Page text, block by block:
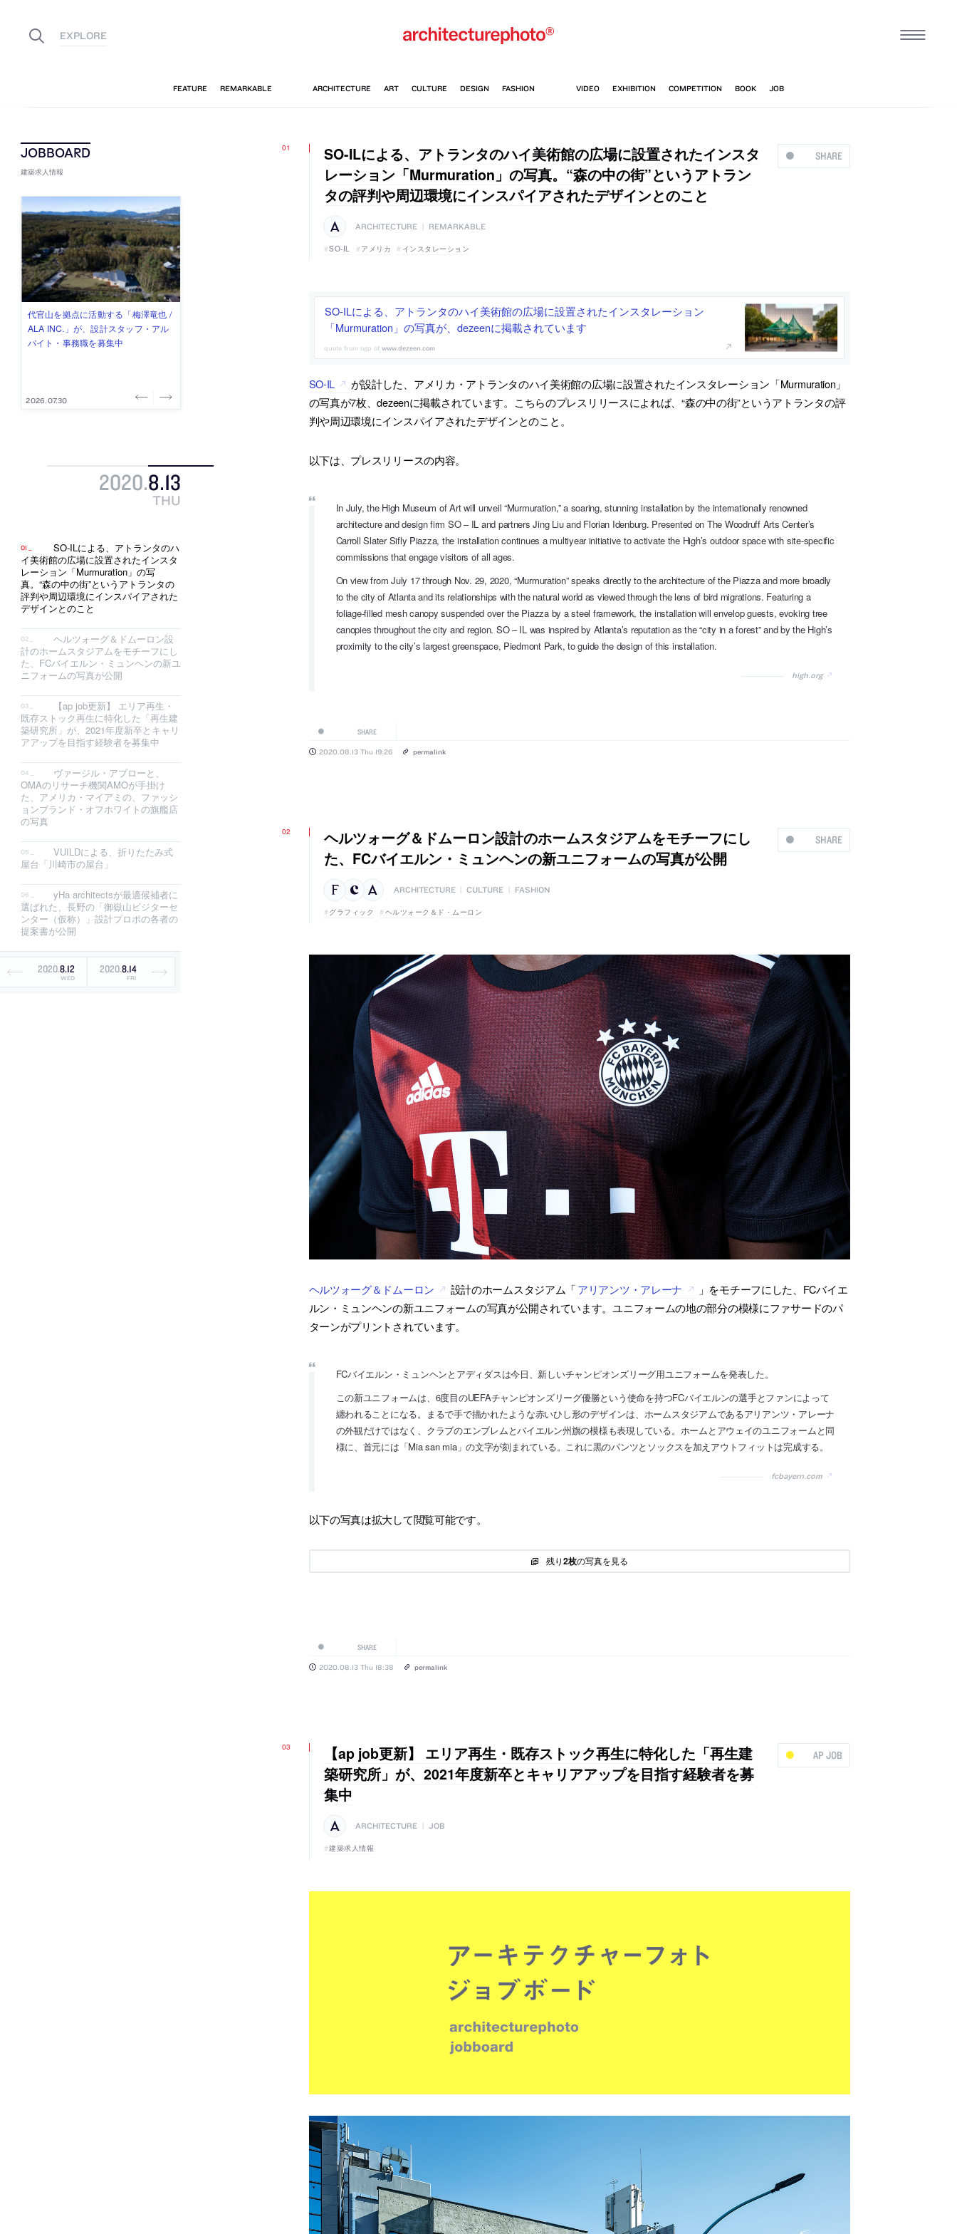
建築求人情報
古民家を軸に全国で“価値循環の仕組
み”を作り、リモートワーク主体の働
き方を実践する「株式会社つぎと」
2026.08.03
リノベる株式会社が、設計パートナ
ー (業務委託) を募集中
2026.08.03
社会への影響力のある建築を手掛
け、スタッフ同士で助け合う環境づ
くりも行う「E.A.S.T.architects」
2026.07.31
代官山を拠点に活動する「梅澤竜也 /
ALA INC.」が、設計スタッフ・アル
バイト・事務職を募集中
2026.07.30
住宅や共同住宅などを手掛け、“合理
的でシンプルなデザイン”を志向する
「PANDA：山本浩三建築設計事務
2026.07.29
2020.8.13
THU
SO-ILによる、アトランタのハ
イ美術館の広場に設置されたインスタ
レーション「Murmuration」の写
真。“森の中の街”というアトランタの
評判や周辺環境にインスパイアされた
デザインとのこと
ヘルツォーグ＆ドムーロン設
計のホームスタジアムをモチーフにし
た、FCバイエルン・ミュンヘンの新ユ
ニフォームの写真が公開
【ap job更新】 エリア再生・
既存ストック再生に特化した「再生建
築研究所」が、2021年度新卒とキャリ
アアップを目指す経験者を募集中
ヴァージル・アブローと、
OMAのリサーチ機関AMOが手掛け
た、アメリカ・マイアミの、ファッシ
ョンブランド・オフホワイトの旗艦店
の写真
VUILDによる、折りたたみ式
屋台「川崎市の屋台」
yHa architectsが最適候補者に
選ばれた、長野の「御嶽山ビジターセ
ンター（仮称）」設計プロポの各者の
提案書が公開
2020.8.12
WED
2020.8.14
FRI
SHARE
SO-ILによる、アトランタのハイ美術館の広場に設置されたインスタ
レーション「Murmuration」の写真。“森の中の街”というアトラン
タの評判や周辺環境にインスパイアされたデザインとのこと
ARCHITECTURE | REMARKABLE
SO-IL アメリカ インスタレーション
SO-ILによる、アトランタのハイ美術館の広場に設置されたインスタレーション
「Murmuration」の写真が、dezeenに掲載されています
www.dezeen.com
SO-IL
が設計した、アメリカ・アトランタのハイ美術館の広場に設置されたインスタレーション「Murmuration」
の写真が7枚、dezeenに掲載されています。こちらのプレスリリースによれば、“森の中の街”というアトランタの評
判や周辺環境にインスパイアされたデザインとのこと。
以下は、プレスリリースの内容。
In July, the High Museum of Art will unveil “Murmuration,” a soaring, stunning installation by the internationally renowned
architecture and design firm SO – IL and partners Jing Liu and Florian Idenburg. Presented on The Woodruff Arts Center’s
Carroll Slater Sifly Piazza, the installation continues a multiyear initiative to activate the High’s outdoor space with site-specific
commissions that engage visitors of all ages.
On view from July 17 through Nov. 29, 2020, “Murmuration” speaks directly to the architecture of the Piazza and more broadly
to the city of Atlanta and its relationships with the natural world as viewed through the lens of bird migrations. Featuring a
foliage-filled mesh canopy suspended over the Piazza by a steel framework, the installation will envelop guests, evoking tree
canopies throughout the city and region. SO – IL was inspired by Atlanta’s reputation as the “city in a forest” and by the High’s
proximity to the city’s largest greenspace, Piedmont Park, to guide the design of this installation.
high.org
SHARE
2020.08.13 Thu 19:26 permalink
SHARE
ヘルツォーグ＆ドムーロン設計のホームスタジアムをモチーフにし
た、FCバイエルン・ミュンヘンの新ユニフォームの写真が公開
ARCHITECTURE CULTURE FASHION
グラフィック ヘルツォーク＆ド・ムーロン
ヘルツォーグ＆ドムーロン 設計のホームスタジアム「アリアンツ・アレーナ
」をモチーフにした、FCバイエ
ルン・ミュンヘンの新ユニフォームの写真が公開されています。ユニフォームの地の部分の模様にファサードのパ
ターンがプリントされています。
FCバイエルン・ミュンヘンとアディダスは今日、新しいチャンピオンズリーグ用ユニフォームを発表した。
この新ユニフォームは、6度目のUEFAチャンピオンズリーグ優勝という使命を持つFCバイエルンの選手とファンによって
纏われることになる。まるで手で描かれたような赤いひし形のデザインは、ホームスタジアムであるアリアンツ・アレーナ
の外観だけではなく、クラブのエンブレムとバイエルン州旗の模様も表現している。ホームとアウェイのユニフォームと同
様に、首元には「Mia san mia」の文字が刻まれている。これに黒のパンツとソックスを加えアウトフィットは完成する。
fcbayern.com
以下の写真は拡大して閲覧可能です。
残り2枚の写真を見る
SHARE
2020.08.13 Thu 18:38 permalink
AP JOB
【ap job更新】 エリア再生・既存ストック再生に特化した「再生建
築研究所」が、2021年度新卒とキャリアアップを目指す経験者を募
集中
ARCHITECTURE JOB
建築求人情報